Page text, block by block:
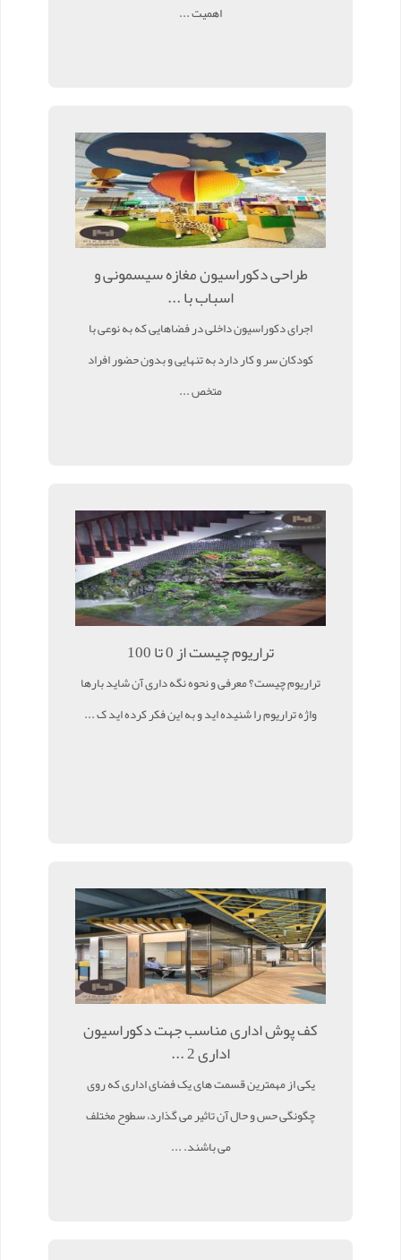
اهمیت ...
طراحی دکوراسیون مغازه سیسمونی و
اسباب با ...
اجرای دکوراسیون داخلی در فضاهایی که به نوعی با
کودکان سر و کار دارد به تنهایی و بدون حضور افراد
متخص ...
تراریوم چیست از 0 تا 100
تراریوم چیست؟ معرفی و نحوه نگه داری آن شاید بارها
واژه تراریوم را شنیده اید و به این فکر کرده اید ک ...
کف پوش اداری مناسب جهت دکوراسیون
اداری 2 ...
یکی از مهمترین قسمت های یک فضای اداری که روی
چگونگی حس و حال آن تاثیر می گذارد، سطوح مختلف
می باشند. ...